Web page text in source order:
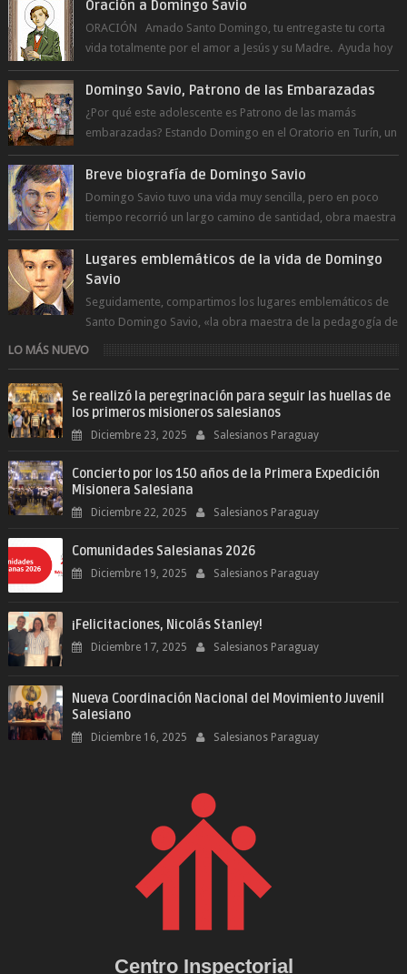
Oración a Domingo Savio
ORACIÓN Amado Santo Domingo, tu entregaste tu corta
vida totalmente por el amor a Jesús y su Madre. Ayuda hoy
a la juventud para ...
Domingo Savio, Patrono de las Embarazadas
¿Por qué este adolescente es Patrono de las mamás
embarazadas? Estando Domingo en el Oratorio en Turín, un
día le pide a Don Bosco...
Breve biografía de Domingo Savio
Domingo Savio tuvo una vida muy sencilla, pero en poco
tiempo recorrió un largo camino de santidad, obra maestra
del Espíritu Santo y fr...
Lugares emblemáticos de la vida de Domingo
Savio
Seguidamente, compartimos los lugares emblemáticos de
Santo Domingo Savio, «la obra maestra de la pedagogía de
Don Bosco». San Giovann...
LO MÁS NUEVO
Se realizó la peregrinación para seguir las huellas de
los primeros misioneros salesianos
Diciembre 23, 2025 Salesianos Paraguay
Concierto por los 150 años de la Primera Expedición
Misionera Salesiana
Diciembre 22, 2025 Salesianos Paraguay
Comunidades Salesianas 2026
Diciembre 19, 2025 Salesianos Paraguay
¡Felicitaciones, Nicolás Stanley!
Diciembre 17, 2025 Salesianos Paraguay
Nueva Coordinación Nacional del Movimiento Juvenil
Salesiano
Diciembre 16, 2025 Salesianos Paraguay
Centro Inspectorial